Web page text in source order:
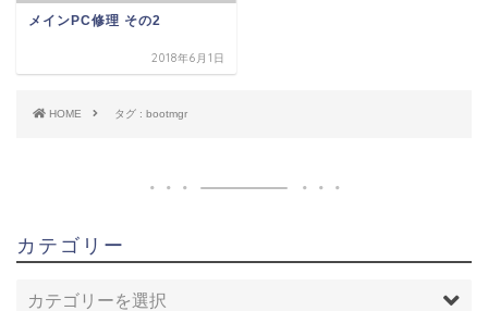
メインPC修理 その2
2018年6月1日
HOME タグ : bootmgr
カテゴリー